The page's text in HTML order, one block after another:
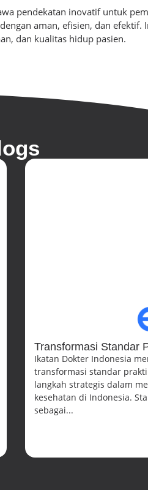
pendekatan inovatif untuk
aman, efisien, dan
dan kualitas hidup pasien.
Transformasi Standar
Ikatan Dokter Indonesia
transformasi standar
langkah strategis dalam
kesehatan di Indonesia.
sebagai...